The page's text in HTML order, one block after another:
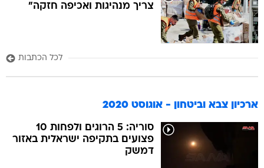
צריך מנהיגות ואכיפה חזקה"
לכל הכתבות
ארכיון צבא וביטחון - אוגוסט 2020
סוריה: 5 הרוגים ולפחות 10
פצועים בתקיפה ישראלית באזור
דמשק